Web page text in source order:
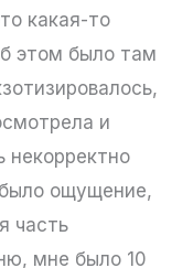
какая-то
этом было там
и
некорректно
ощущение,
часть
мне было 10